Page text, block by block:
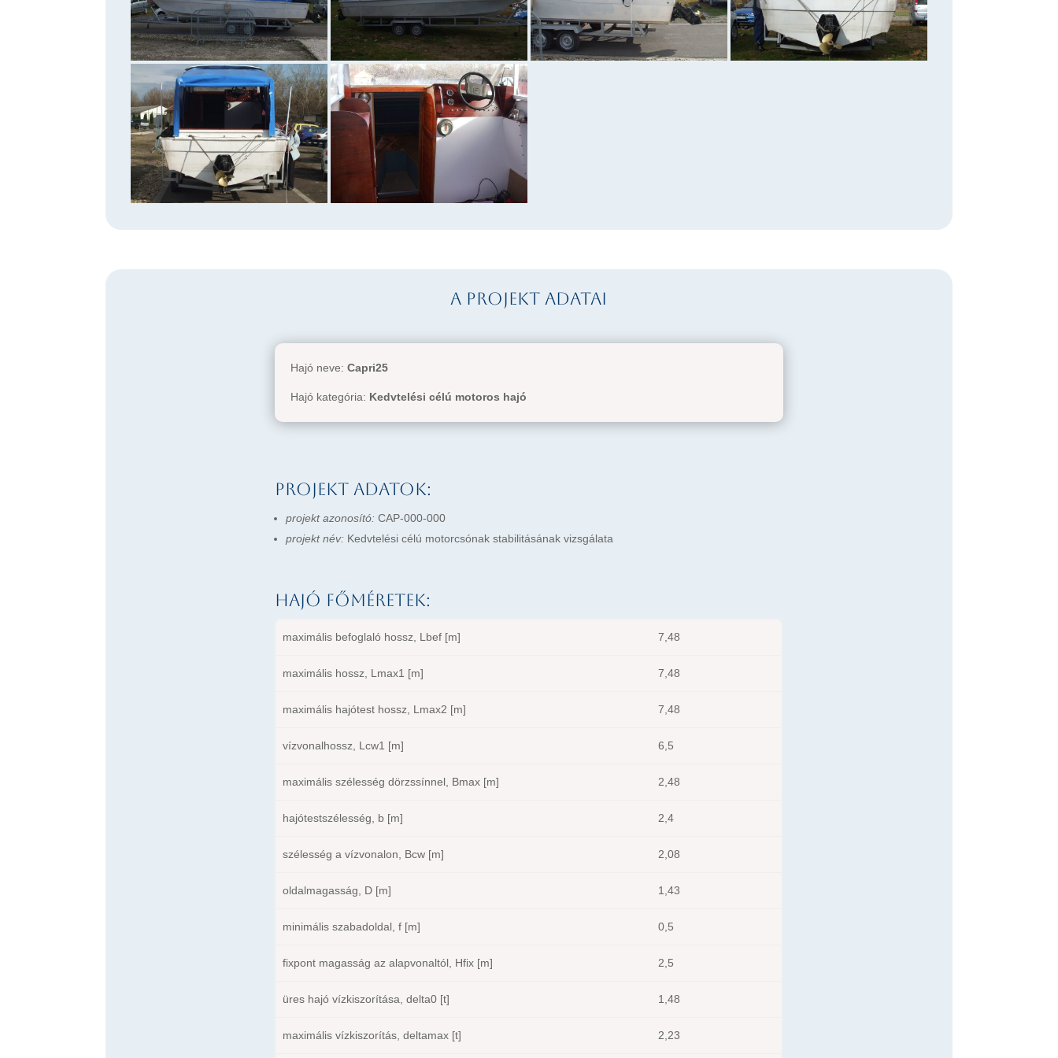
A projekt adatai
Hajó neve:Capri25
Hajó kategória: Kedvtelési célú motoros hajó
Projekt adatok:
projekt azonosító: CAP-000-000
projekt név: Kedvtelési célú motorcsónak stabilitásának vizsgálata
Hajó főméretek:
maximális befoglaló hossz, Lbef [m] 7,48
maximális hossz, Lmax1 [m] 7,48
maximális hajótest hossz, Lmax2 [m] 7,48
vízvonalhossz, Lcw1 [m] 6,5
maximális szélesség dörzssínnel, Bmax [m] 2,48
hajótestszélesség, b [m] 2,4
szélesség a vízvonalon, Bcw [m] 2,08
oldalmagasság, D [m] 1,43
minimális szabadoldal, f [m] 0,5
fixpont magasság az alapvonaltól, Hfix [m] 2,5
üres hajó vízkiszorítása, delta0 [t] 1,48
maximális vízkiszorítás, deltamax [t] 2,23